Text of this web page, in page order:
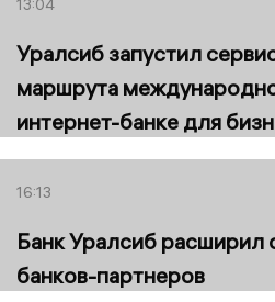
13:04
Уралсиб запустил
маршрута
интернет-банке для
16:13
Банк Уралсиб расширил
банков-партнеров